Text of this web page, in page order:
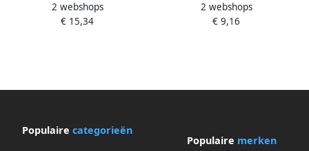
presentatiepapier coated
gloss ft A4 200 g pak van 250
2 webshops
€ 15,34
presentatiepapier A4 100 g
ivoor pak van 500 vel
2 webshops
€ 9,16
Populaire categorieën
Populaire merken